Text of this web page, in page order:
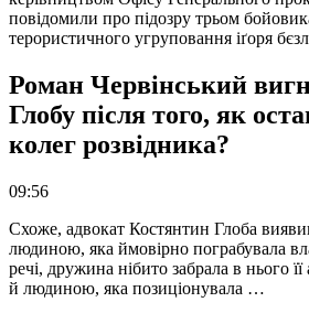
повідомили про підозру трьом
терористичного угруповання іґоря
Роман Червінський
Глобу після того, як
колег розвідника?
09:56
Схоже, адвокат Костянтин Глоба
людиною, яка ймовірно пограбувала
речі, дружина нібито забрала в нього
й людиною, яка позиціонувала …